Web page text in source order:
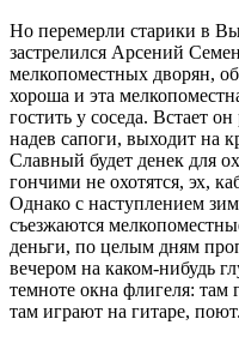
Но перемерли старики в
застрелился Арсений
мелкопоместных дворян,
хороша и эта
гостить у соседа. Встает
надев сапоги, выходит на
Славный будет денек для
гончими не охотятся, эх,
Однако с наступлением
съезжаются
деньги, по целым дням
вечером на каком-нибудь
темноте окна флигеля:
там играют на гитаре,